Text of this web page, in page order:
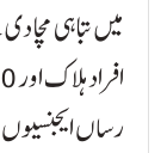
رساں